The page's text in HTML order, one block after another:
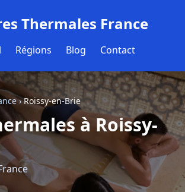
Thermales France
Régions Blog Contact
›Roissy-en-Brie
à Roissy-